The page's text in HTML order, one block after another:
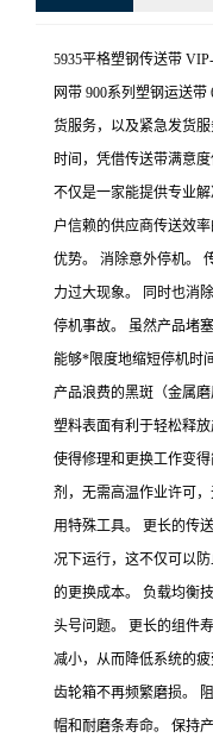
5935平格塑钢传送带
网带 900系列塑钢运送
货服务，以及紧急发货
时间，凭借传送带满意
不仅是一家能提供专业
户信赖的供应商传送效
优势。 消除意外停机。
力过大现象。 同时也消
停机事故。 虽然产品堵
能够*限度地缩短停机时
产品浪费的黑斑（金属
塑料表面有利于轻松释
使得修理和更换工作变
剂，无需高温作业许可
用特殊工具。 更长的传
况下运行，这不仅可以
的更换成本。 负载均衡
头号问题。 更长的组件
减小，从而降低系统的
齿轮箱不再频繁磨损。
帽和耐磨条寿命。 保持